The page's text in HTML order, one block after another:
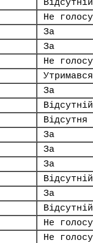
Відсутній
Не
За
За
Не
Утримався
За
Відсутній
Відсутня
За
За
За
Відсутній
За
Відсутній
Не
Не